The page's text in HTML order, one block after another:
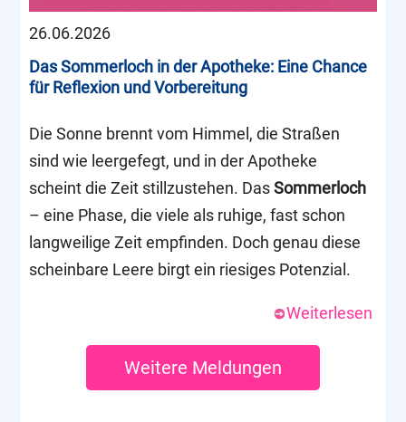
26.06.2026
Das Sommerloch in der Apotheke: Eine Chance
für Reflexion und Vorbereitung
Die Sonne brennt vom Himmel, die Straßen
sind wie leergefegt, und in der Apotheke
scheint die Zeit stillzustehen. DasSommerloch
– eine Phase, die viele als ruhige, fast schon
langweilige Zeit empfinden. Doch genau diese
scheinbare Leere birgt ein riesiges Potenzial.
Weiterlesen
Weitere Meldungen